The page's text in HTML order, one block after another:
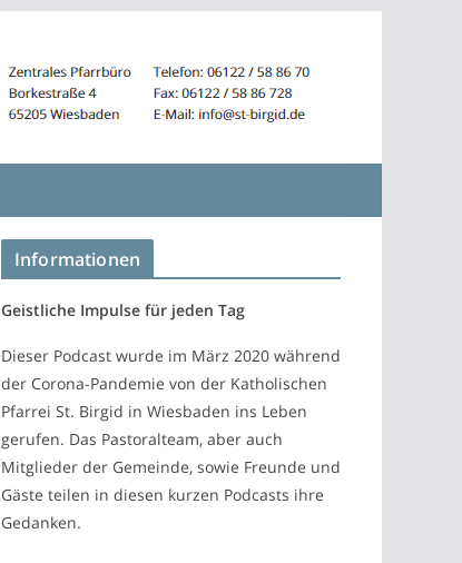
Informationen
Geistliche Impulse für jeden Tag
Dieser Podcast wurde im März 2020 während
der Corona-Pandemie von der Katholischen
Pfarrei St. Birgid in Wiesbaden ins Leben
gerufen. Das Pastoralteam, aber auch
Mitglieder der Gemeinde, sowie Freunde und
Gäste teilen in diesen kurzen Podcasts ihre
Gedanken.